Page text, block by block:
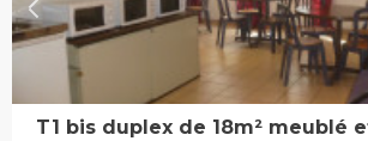
T1 bis duplex de 18m² meublé